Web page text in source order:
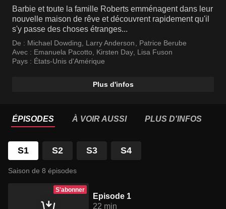
Barbie et toute la famille Roberts emménagent dans leur
nouvelle maison de rêve et découvrent rapidement qu'il
s'y passe des choses étranges...
De : Michael Dowding Larry Anderson
Patrice Berube
Avec : Emanuela Pacotto Kirsten Day Lisa Fuson
Pays : États-Unis d'Amérique
Plus d'infos
ÉPISODES À VOIR AUSSI PLUS D'INFOS
S1 S2 S3 S4
Saison de 8 épisodes
S'abonner
Episode 1
22 min